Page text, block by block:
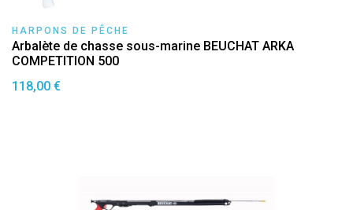
HARPONS DE PÊCHE
Arbalète de chasse sous-marine BEUCHAT ARKA
COMPETITION 500
118,00 €